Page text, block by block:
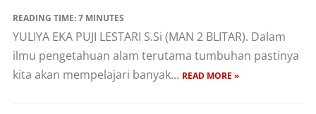
READING TIME:7 MINUTES
YULIYA EKA PUJI LESTARI S.Si (MAN 2 BLITAR). Dalam
ilmu pengetahuan alam terutama tumbuhan pastinya
kita akan mempelajari banyak... READ MORE »